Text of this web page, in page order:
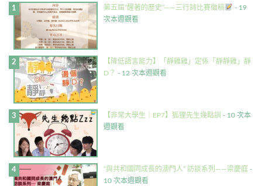
第五屆”醒著的歷史”——三行詩比賽徵稿
- 19
次本週觀看
【降低語言能力】「靜雞雞」定係「靜靜雞」靜
D？ - 12 次本週觀看
【非常大學生｜EP7】狐狸先生幾點訓 - 10 次本
週觀看
“與共和國同成長的澳門人” 訪談系列——梁慶庭 -
10 次本週觀看